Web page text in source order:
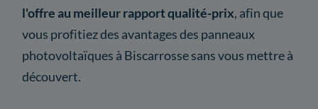
l'offre au meilleur rapport qualité-prix, afin que
vous profitiez des avantages des panneaux
photovoltaïques à Biscarrosse sans vous mettre à
découvert.